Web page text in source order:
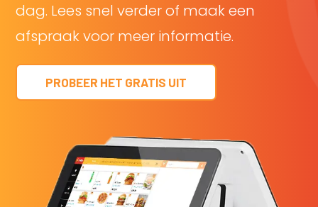
dag. Lees snel verder of maak een
afspraak voor meer informatie.
PROBEER HET GRATIS UIT